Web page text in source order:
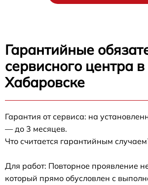
Гарантийные
сервисного центра в
Хабаровске
Гарантия от сервиса: на
— до 3 месяцев.
Что считается гарантийным
Для работ: Повторное проявление
который прямо обусловлен с